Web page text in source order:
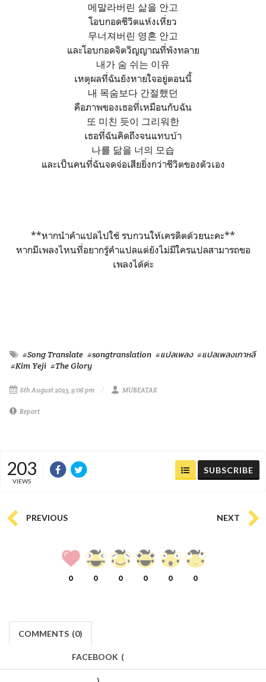
메말라버린 삶을 안고
โอบกอดชีวิตแห้งเหี่ยว
무너져버린 영혼 안고
และโอบกอดจิตวิญญาณที่พังทลาย
내가 숨 쉬는 이유
เหตุผลที่ฉันยังหายใจอยู่ตอนนี้
내 목숨보다 간절했던
คือภาพของเธอที่เหมือนกับฉัน
또 미친 듯이 그리워한
เธอที่ฉันคิดถึงจนแทบบ้า
나를 닮을 너의 모습
และเป็นคนที่ฉันจดจ่อเสียยิ่งกว่าชีวิตของตัวเอง
**หากนำคำแปลไปใช้ รบกวนให้เครดิตด้วยนะคะ**
หากมีเพลงไหนที่อยากรู้คำแปลแต่ยังไม่มีใครแปลสามารถขอ
เพลงได้ค่ะ
#Song Translate #songtranslation #แปลเพลง #แปลเพลงเกาหลี
#Kim Yeji #The Glory
6th August 2023, 9:06 pm MUBEATAK
Report
203
VIEWS
SUBSCRIBE
PREVIOUS NEXT
0 0 0 0 0 0
COMMENTS (0)
FACEBOOK (